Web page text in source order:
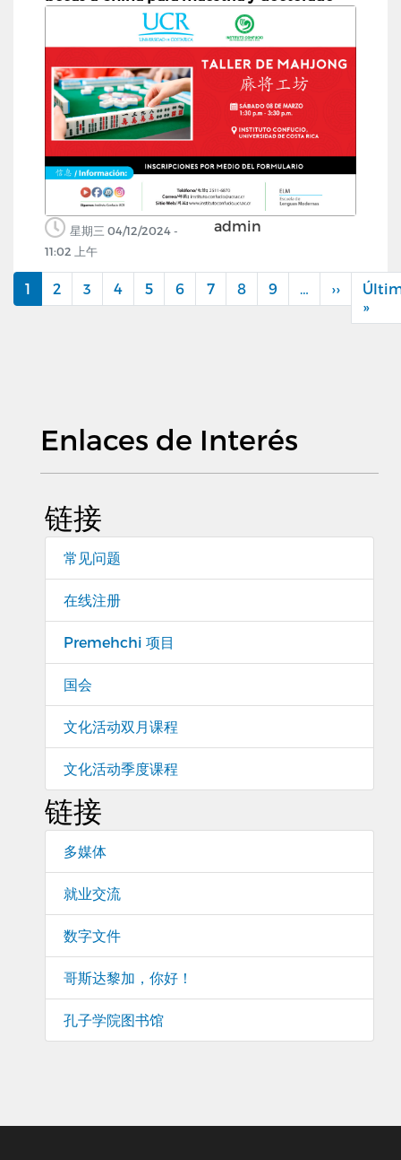
星期三 04/12/2024 -
11:02 上午
admin
分
1 2 3 4 5 6 7 8 9 … ››
一
页
»末
页
Enlaces de Interés
链接
常见问题
在线注册
Premehchi 项目
国会
文化活动双月课程
文化活动季度课程
链接
多媒体
就业交流
数字文件
哥斯达黎加，你好！
孔子学院图书馆